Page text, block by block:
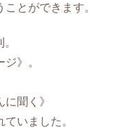
とができます。
》。
聞く》
いました。